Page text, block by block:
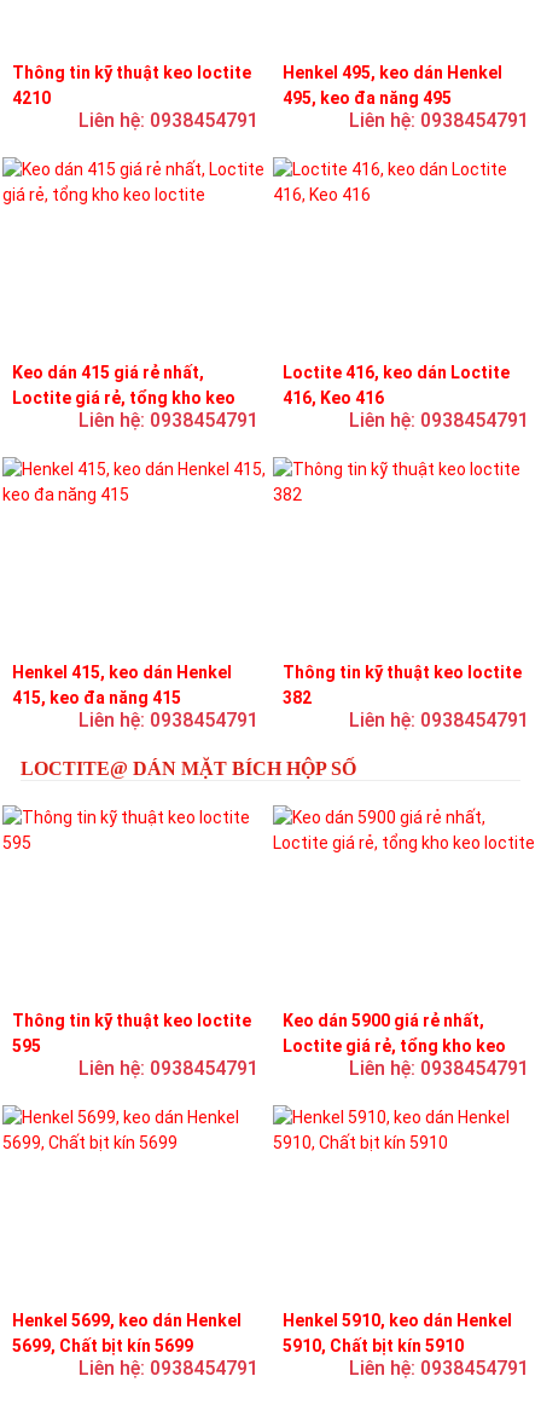
Thông tin kỹ thuật keo loctite
4210
Liên hệ: 0938454791
Henkel 495, keo dán Henkel
495, keo đa năng 495
Liên hệ: 0938454791
Keo dán 415 giá rẻ nhất,
Loctite giá rẻ, tổng kho keo
Liên hệ: 0938454791
Loctite 416, keo dán Loctite
416, Keo 416
Liên hệ: 0938454791
Henkel 415, keo dán Henkel
415, keo đa năng 415
Liên hệ: 0938454791
Thông tin kỹ thuật keo loctite
382
Liên hệ: 0938454791
LOCTITE@ DÁN MẶT BÍCH HỘP SỐ
Thông tin kỹ thuật keo loctite
595
Liên hệ: 0938454791
Keo dán 5900 giá rẻ nhất,
Loctite giá rẻ, tổng kho keo
Liên hệ: 0938454791
Henkel 5699, keo dán Henkel
5699, Chất bịt kín 5699
Liên hệ: 0938454791
Henkel 5910, keo dán Henkel
5910, Chất bịt kín 5910
Liên hệ: 0938454791